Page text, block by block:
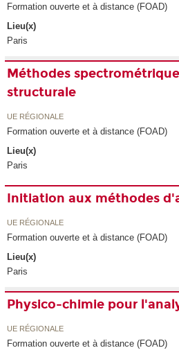
Formation ouverte et à distance (FOAD)
Lieu(x)
Paris
Méthodes
structurale
UE RÉGIONALE
Formation ouverte et à distance (FOAD)
Lieu(x)
Paris
Initiation aux méthodes
UE RÉGIONALE
Formation ouverte et à distance (FOAD)
Lieu(x)
Paris
Physico-chimie pour
UE RÉGIONALE
Formation ouverte et à distance (FOAD)